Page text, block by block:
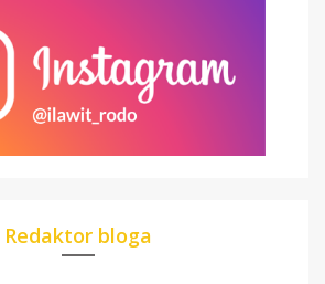
Redaktor bloga